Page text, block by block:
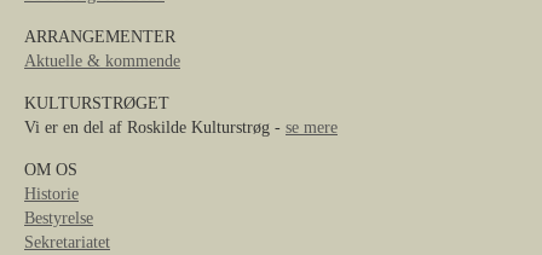
ARRANGEMENTER
Aktuelle & kommende
KULTURSTRØGET
Vi er en del af Roskilde Kulturstrøg - se mere
OM OS
Historie
Bestyrelse
Sekretariatet